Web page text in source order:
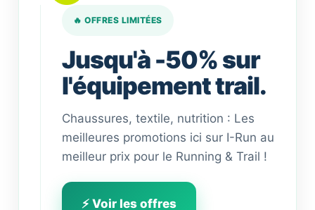
🔥 OFFRES LIMITÉES
Jusqu'à -50% sur
l'équipement trail.
Chaussures, textile, nutrition : Les
meilleures promotions ici sur I-Run au
meilleur prix pour le Running & Trail !
⚡ Voir les offres